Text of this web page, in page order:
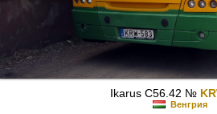
Ikarus C56.42 №
Венгрия